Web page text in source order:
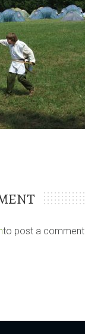
to post a comment.